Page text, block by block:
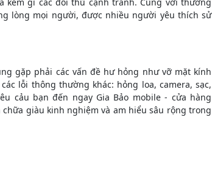
lòng mọi người, được nhiều người yêu thích sử
gặp phải các vấn đề hư hỏng như vỡ mặt kính
lỗi thông thường khác: hỏng loa, camera, sạc,
cảu bạn đến ngay Gia Bảo mobile - cửa hàng
giàu kinh nghiệm và am hiểu sâu rộng trong